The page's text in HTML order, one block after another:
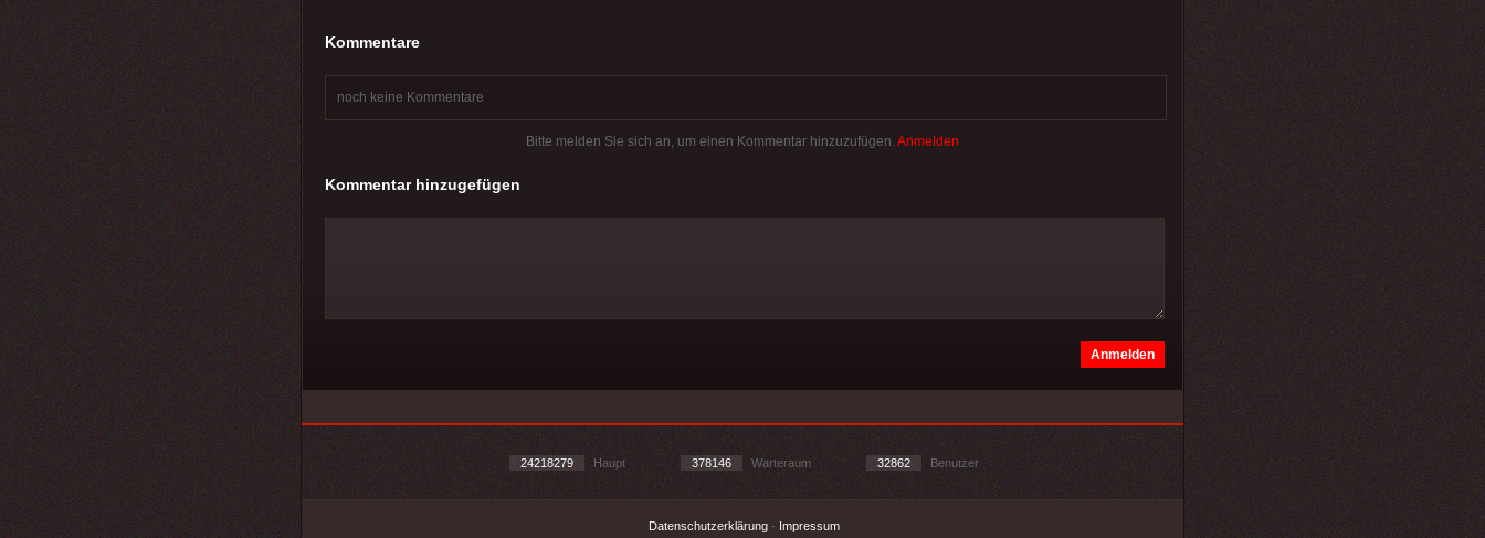
Kommentare
noch keine Kommentare
Bitte melden Sie sich an, um einen Kommentar hinzuzufügen. Anmelden
Kommentar hinzugefügen
24218279 Haupt 378146 Warteraum 32862 Benutzer
Datenschutzerklärung- Impressum